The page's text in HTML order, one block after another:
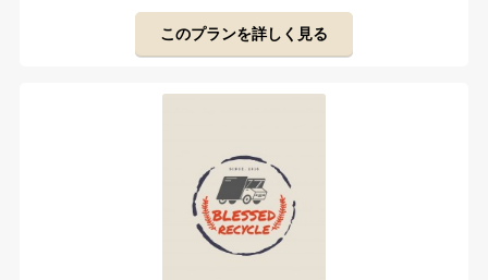
このプランを詳しく見る